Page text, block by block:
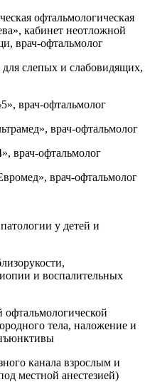
офтальмологическая
кабинет неотложной
врач-офтальмолог
слепых и слабовидящих,
врач-офтальмолог
врач-офтальмолог
врач-офтальмолог
врач-офтальмолог
у детей и
и воспалительных
тела, наложение и
канала взрослым и
местной анестезией)